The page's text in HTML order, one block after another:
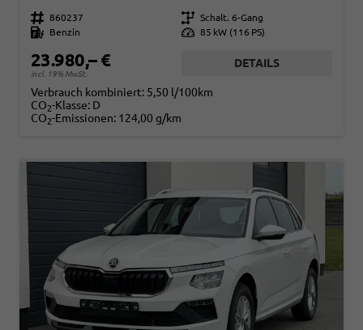
Fahrzeugnr. 860237 Getriebe Schalt. 6-Gang
Kraftstoff
Benzin Leistung 85 kW (116 PS)
23.980,– €
incl. 19% MwSt.
DETAILS
Verbrauch kombiniert: 5,50 l/100km
CO2-Klasse: D
CO2-Emissionen: 124,00 g/km